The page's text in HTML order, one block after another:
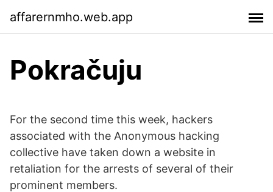
affarernmho.web.app
Pokračuju
For the second time this week, hackers
associated with the Anonymous hacking
collective have taken down a website in
retaliation for the arrests of several of their
prominent members.